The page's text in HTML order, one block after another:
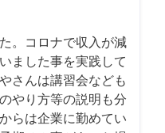
。コロナで収入が減
ました事を実践して
さんは講習会なども
やり方等の説明も分
らは企業に勤めてい